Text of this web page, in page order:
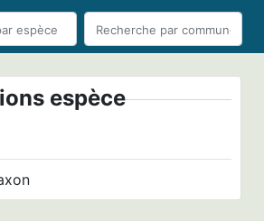
espèce